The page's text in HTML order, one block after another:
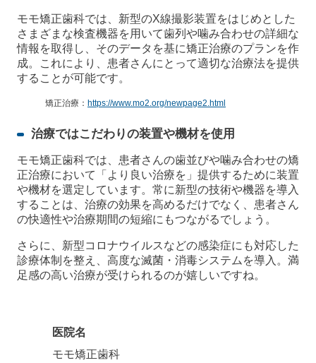
モモ矯正歯科では、新型のX線撮影装置をはじめとした
さまざまな検査機器を用いて歯列や噛み合わせの詳細な
情報を取得し、そのデータを基に矯正治療のプランを作
成。これにより、患者さんにとって適切な治療法を提供
することが可能です。
矯正治療： https://www.mo2.org/newpage2.html
治療ではこだわりの装置や機材を使用
モモ矯正歯科では、患者さんの歯並びや噛み合わせの矯
正治療において「より良い治療を」提供するために装置
や機材を選定しています。常に新型の技術や機器を導入
することは、治療の効果を高めるだけでなく、患者さん
の快適性や治療期間の短縮にもつながるでしょう。
さらに、新型コロナウイルスなどの感染症にも対応した
診療体制を整え、高度な滅菌・消毒システムを導入。満
足感の高い治療が受けられるのが嬉しいですね。
医院名
モモ矯正歯科